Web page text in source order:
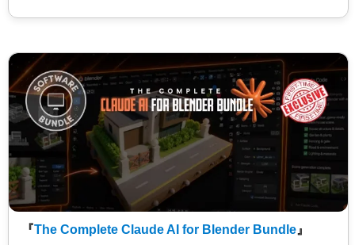
『The Complete Claude AI for Blender Bundle 』